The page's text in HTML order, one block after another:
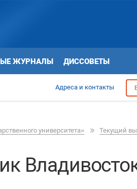
ЖУРНАЛЫ ДИССОВЕТЫ
Адреса и контакты
университета»
Текущий